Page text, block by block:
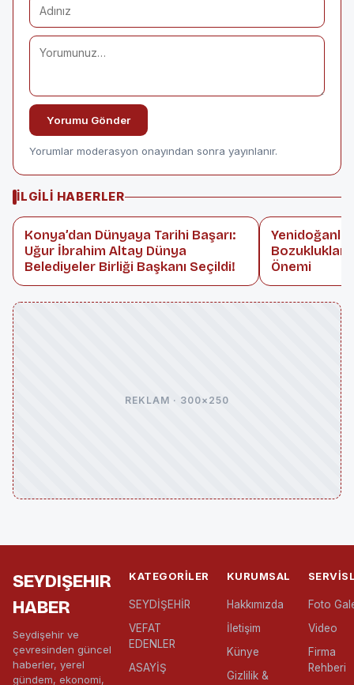
Yorumu Gönder
Yorumlar moderasyon onayından sonra yayınlanır.
İLGILI HABERLER
Konya’dan Dünyaya Tarihi Başarı:
Uğur İbrahim Altay Dünya
Belediyeler Birliği Başkanı Seçildi!
Önemi
REKLAM · 300×250
SEYDIŞEHIR
HABER
Seydişehir ve
çevresinden güncel
haberler, yerel
gündem, ekonomi,
KATEGORILER
SEYDİŞEHİR
VEFAT
EDENLER
ASAYİŞ
KURUMSAL
Hakkımızda
İletişim
Künye
Gizlilik &
Foto
Video
Firma
Rehberi